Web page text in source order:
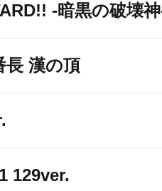
-暗黒の破壊
長 漢の頂
129ver.